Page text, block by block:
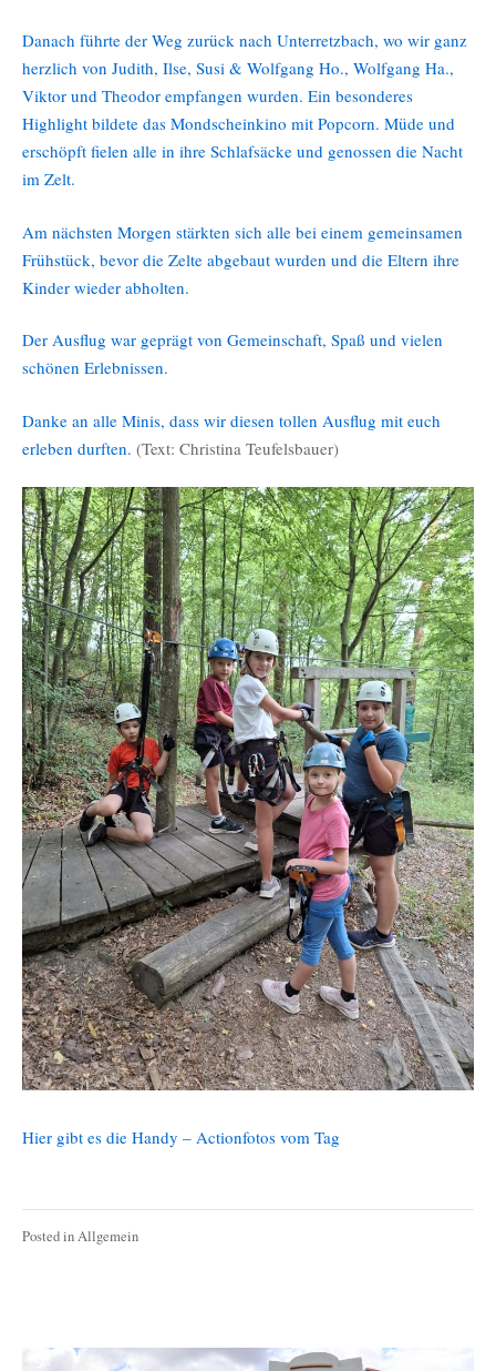
Danach führte der Weg zurück nach Unterretzbach, wo wir ganz
herzlich von Judith, Ilse, Susi & Wolfgang Ho., Wolfgang Ha.,
Viktor und Theodor empfangen wurden. Ein besonderes
Highlight bildete das Mondscheinkino mit Popcorn. Müde und
erschöpft fielen alle in ihre Schlafsäcke und genossen die Nacht
im Zelt.
Am nächsten Morgen stärkten sich alle bei einem gemeinsamen
Frühstück, bevor die Zelte abgebaut wurden und die Eltern ihre
Kinder wieder abholten.
Der Ausflug war geprägt von Gemeinschaft, Spaß und vielen
schönen Erlebnissen.
Danke an alle Minis, dass wir diesen tollen Ausflug mit euch
erleben durften. (Text: Christina Teufelsbauer)
Hier gibt es die Handy – Actionfotos vom Tag
Posted inAllgemein